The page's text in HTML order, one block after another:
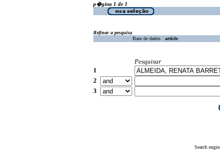
p�gina 1 de 1
Refinar a pesquisa
Base de dados : article
Pesquisar
1
2
3
Search